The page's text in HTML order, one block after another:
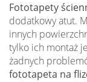
Fototapety
dodatkowy atut.
innych
tylko ich montaż
żadnych
fototapeta na